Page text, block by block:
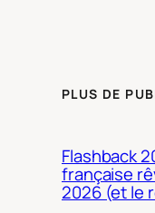
PLUS DE
Flashback
française
2026 (et le